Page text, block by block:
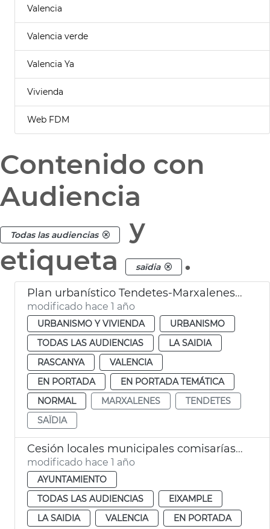
Valencia
Valencia verde
Valencia Ya
Vivienda
Web FDM
Contenido con
Audiencia
Todas las audiencias
y
etiqueta
saïdia .
Plan urbanístico Tendetes-Marxalenes-Saïdia
modificado hace 1 año
URBANISMO Y VIVIENDA
URBANISMO
TODAS LAS AUDIENCIAS
LA SAIDIA
RASCANYA
VALENCIA
EN PORTADA
EN PORTADA TEMÁTICA
NORMAL
MARXALENES
TENDETES
SAÏDIA
Cesión locales municipales comisarías Policía Nacional València
modificado hace 1 año
AYUNTAMIENTO
TODAS LAS AUDIENCIAS
EIXAMPLE
LA SAIDIA
VALENCIA EN PORTADA